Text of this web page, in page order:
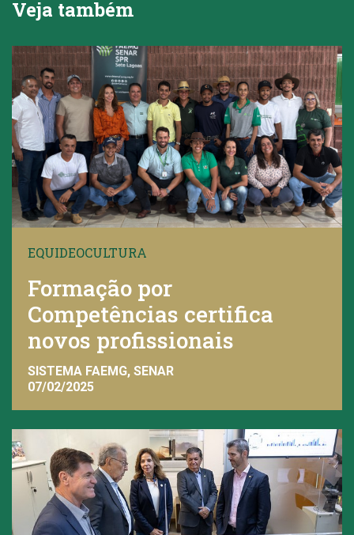
Veja também
EQUIDEOCULTURA
Formação por
Competências certifica
novos profissionais
SISTEMA FAEMG, SENAR
07/02/2025